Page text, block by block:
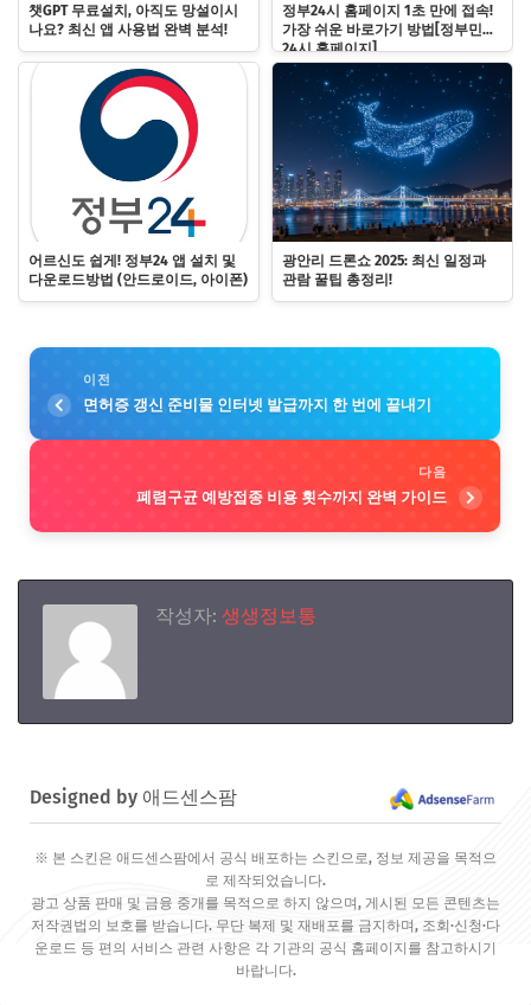
챗GPT 무료설치, 아직도 망설이시
나요? 최신 앱 사용법 완벽 분석!
정부24시 홈페이지 1초 만에 접속!
가장 쉬운 바로가기 방법[정부민원
24시 홈페이지]
어르신도 쉽게! 정부24 앱 설치 및
다운로드방법 (안드로이드, 아이폰)
광안리 드론쇼 2025: 최신 일정과
관람 꿀팁 총정리!
이전
면허증 갱신 준비물 인터넷 발급까지 한 번에 끝내기
다음
폐렴구균 예방접종 비용 횟수까지 완벽 가이드
작성자: 생생정보통
Designed by 애드센스팜
※ 본 스킨은 애드센스팜에서 공식 배포하는 스킨으로, 정보 제공을 목적으
로 제작되었습니다.
광고 상품 판매 및 금융 중개를 목적으로 하지 않으며, 게시된 모든 콘텐츠는
저작권법의 보호를 받습니다. 무단 복제 및 재배포를 금지하며, 조회·신청·다
운로드 등 편의 서비스 관련 사항은 각 기관의 공식 홈페이지를 참고하시기
바랍니다.